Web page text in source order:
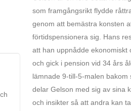
som framgångsrikt flydde
genom att bemästra konsten
förtidspensionera sig. Hans
att han uppnådde ekonomiskt
och gick i pension vid 34 års
lämnade 9-till-5-malen bakom
delar Gelson med sig av sina
och insikter så att andra kan